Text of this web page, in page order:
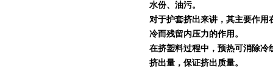
水份、油污。
对于护套挤出来讲，其主要作
冷而残留内压力的作用。
在挤塑料过程中，预热可消除
挤出量，保证挤出质量。